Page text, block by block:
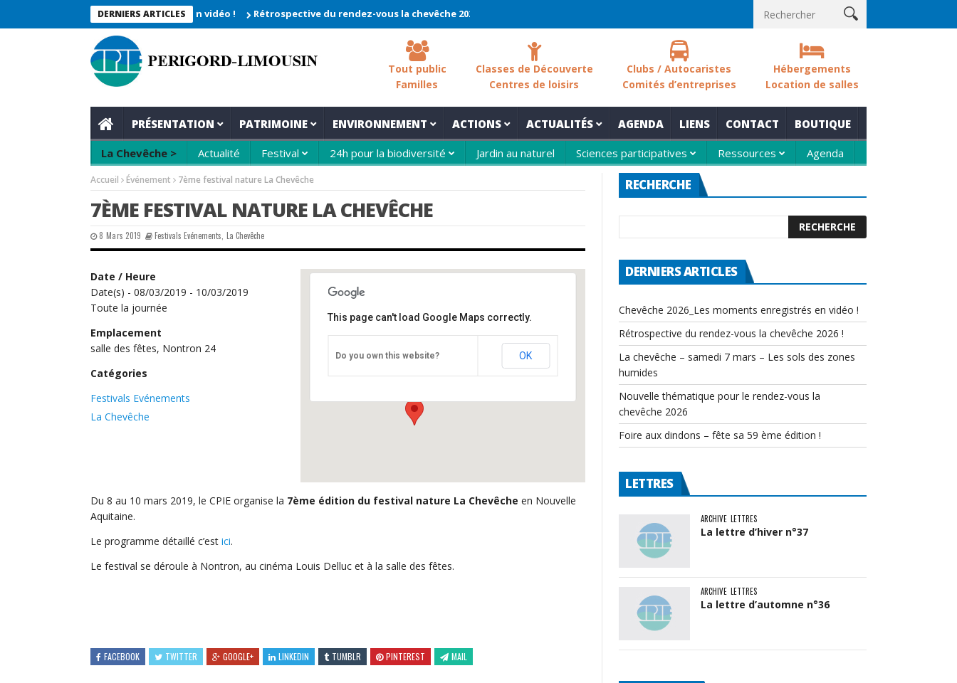
DERNIERS ARTICLES
2026_Les moments enregistrés en vidéo ! Rétrospective du rendez-vous la chevêche 2026 ! Nouvelle thématique pour le rendez-
Tout public
Familles
Classes de Découverte
Centres de loisirs
Clubs / Autocaristes
Comités d’entreprises
Hébergements
Location de salles
PRÉSENTATION PATRIMOINE ENVIRONNEMENT ACTIONS ACTUALITÉS AGENDA LIENS CONTACT BOUTIQUE
La Chevêche > Actualité Festival 24h pour la biodiversité Jardin au naturel Sciences participatives Ressources Agenda
Accueil Événement 7ème festival nature La Chevêche
7ÈME FESTIVAL NATURE LA CHEVÊCHE
8 Mars 2019 Festivals Evénements La Chevêche
salle des fêtes, Nontron 24
place des droits de l'Homme - Nontron
This page can't load Google Maps correctly.
Do you own this website? OK
Date / Heure
Date(s) - 08/03/2019 - 10/03/2019
Toute la journée
Emplacement
salle des fêtes, Nontron 24
Catégories
Festivals Evénements
La Chevêche
Du 8 au 10 mars 2019, le CPIE organise la 7ème édition du festival nature La Chevêche en Nouvelle
Aquitaine.
Le programme détaillé c’est ici.
Le festival se déroule à Nontron, au cinéma Louis Delluc et à la salle des fêtes.
FACEBOOK TWITTER GOOGLE+ LINKEDIN TUMBLR PINTEREST MAIL
RECHERCHE
DERNIERS ARTICLES
Chevêche 2026_Les moments enregistrés en vidéo !
Rétrospective du rendez-vous la chevêche 2026 !
La chevêche – samedi 7 mars – Les sols des zones
humides
Nouvelle thématique pour le rendez-vous la
chevêche 2026
Foire aux dindons – fête sa 59 ème édition !
LETTRES
ARCHIVE LETTRES
La lettre d’hiver n°37
ARCHIVE LETTRES
La lettre d’automne n°36